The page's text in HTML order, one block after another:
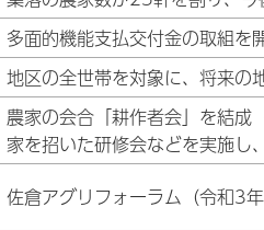
多面的機能支払交付金の取組を
地区の全世帯を対象に、将来の
農家の会合「耕作者会」を結成
家を招いた研修会などを実施し
佐倉アグリフォーラム（令和3